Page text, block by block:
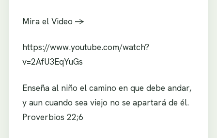
Mira el Video ->
https://www.youtube.com/watch?
v=2AfU3EqYuGs
Enseña al niño el camino en que debe andar,
y aun cuando sea viejo no se apartará de él.
Proverbios 22;6